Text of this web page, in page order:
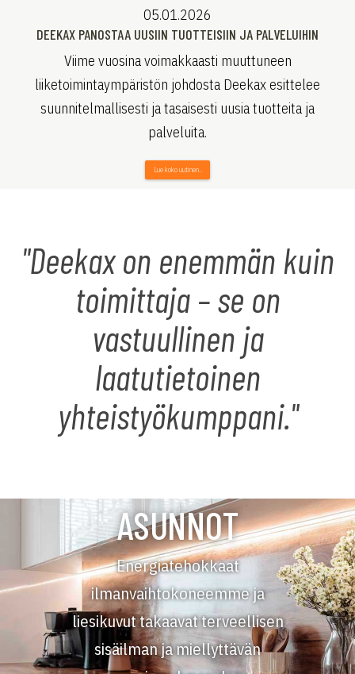
05.01.2026
DEEKAX PANOSTAA UUSIIN TUOTTEISIIN JA PALVELUIHIN
Viime vuosina voimakkaasti muuttuneen
liiketoimintaympäristön johdosta Deekax esittelee
suunnitelmallisesti ja tasaisesti uusia tuotteita ja
palveluita.
Lue koko uutinen..
"Deekax on enemmän kuin
toimittaja – se on
vastuullinen ja
laatutietoinen
yhteistyökumppani."
ASUNNOT
Energiatehokkaat
ilmanvaihtokoneemme ja
liesikuvut takaavat terveellisen
sisäilman ja miellyttävän